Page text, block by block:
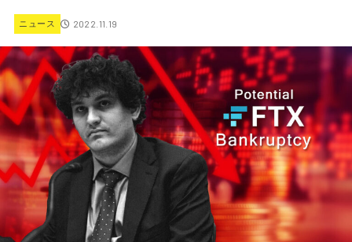
ニュース 2022.11.19